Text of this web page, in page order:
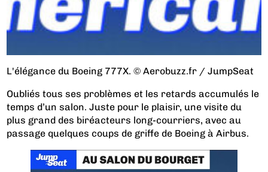
L'élégance du Boeing 777X. © Aerobuzz.fr / JumpSeat
Oubliés tous ses problèmes et les retards accumulés le
temps d’un salon. Juste pour le plaisir, une visite du
plus grand des biréacteurs long-courriers, avec au
passage quelques coups de griffe de Boeing à Airbus.